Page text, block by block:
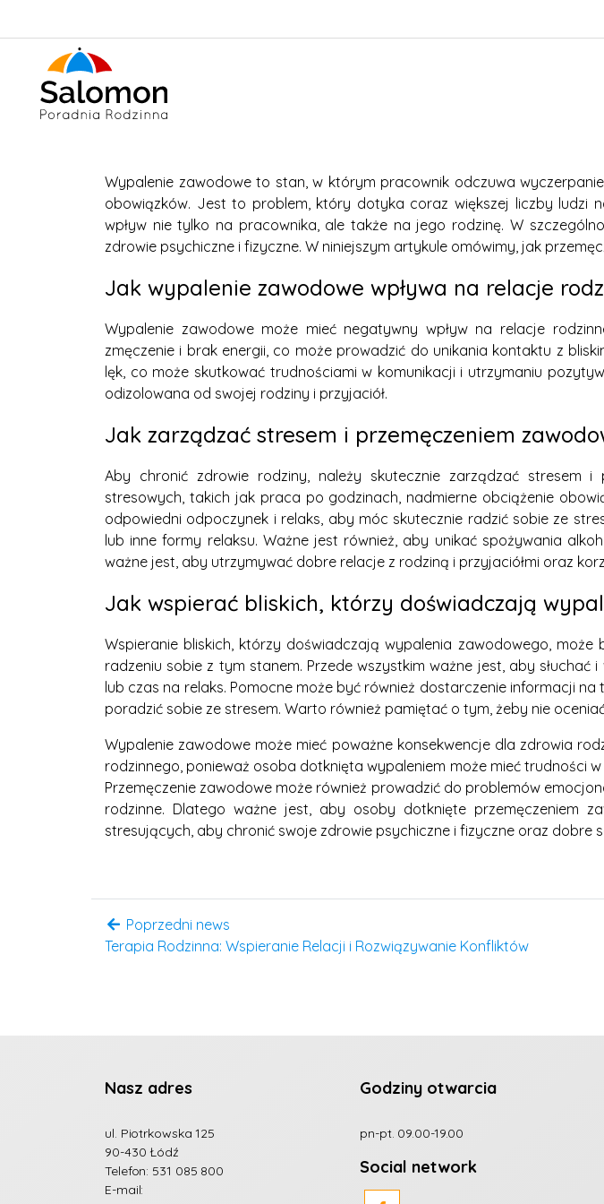
Wypalenie zawodowe to stan, w którym pracownik odczuwa
obowiązków. Jest to problem, który dotyka coraz większej liczby ludzi
wpływ nie tylko na pracownika, ale także na jego rodzinę. W
zdrowie psychiczne i fizyczne. W niniejszym artykule omówimy, jak
Jak wypalenie zawodowe wpływa na relacje
Wypalenie zawodowe może mieć negatywny wpływ na relacje
zmęczenie i brak energii, co może prowadzić do unikania kontaktu z
lęk, co może skutkować trudnościami w komunikacji i utrzymaniu
odizolowana od swojej rodziny i przyjaciół.
Jak zarządzać stresem i przemęczeniem
Aby chronić zdrowie rodziny, należy skutecznie zarządzać stresem i
stresowych, takich jak praca po godzinach, nadmierne obciążenie
odpowiedni odpoczynek i relaks, aby móc skutecznie radzić sobie ze
lub inne formy relaksu. Ważne jest również, aby unikać spożywania
ważne jest, aby utrzymywać dobre relacje z rodziną i przyjaciółmi oraz
Jak wspierać bliskich, którzy doświadczają
Wspieranie bliskich, którzy doświadczają wypalenia zawodowego,
radzeniu sobie z tym stanem. Przede wszystkim ważne jest, aby
lub czas na relaks. Pomocne może być również dostarczenie informacji
poradzić sobie ze stresem. Warto również pamiętać o tym, żeby nie
Wypalenie zawodowe może mieć poważne konsekwencje dla zdrowia
rodzinnego, ponieważ osoba dotknięta wypaleniem może mieć trudności
Przemęczenie zawodowe może również prowadzić do problemów
rodzinne. Dlatego ważne jest, aby osoby dotknięte przemęczeniem
stresujących, aby chronić swoje zdrowie psychiczne i fizyczne oraz dobre
Poprzedni news
Terapia Rodzinna: Wspieranie Relacji i Rozwiązywanie Konfliktów
Nasz adres
ul. Piotrkowska 125
90-430 Łódź
Telefon: 531 085 800
E-mail:
Godziny otwarcia
pn-pt. 09.00-19.00
Social network